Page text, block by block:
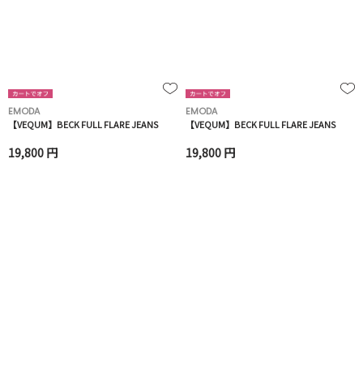
EMODA
【VEQUM】BECK FULL FLARE JEANS
19,800 円
EMODA
【VEQUM】BECK FULL FLARE JEANS
19,800 円